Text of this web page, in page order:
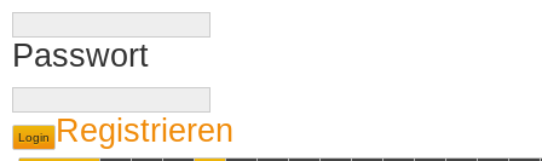
Passwort
Login Registrieren